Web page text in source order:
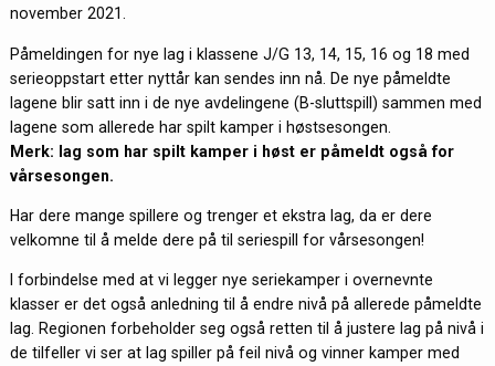
november 2021.
Påmeldingen for nye lag i klassene J/G 13, 14, 15, 16 og 18 med
serieoppstart etter nyttår kan sendes inn nå. De nye påmeldte
lagene blir satt inn i de nye avdelingene (B-sluttspill) sammen med
lagene som allerede har spilt kamper i høstsesongen.
Merk: lag som har spilt kamper i høst er påmeldt også for
vårsesongen.
Har dere mange spillere og trenger et ekstra lag, da er dere
velkomne til å melde dere på til seriespill for vårsesongen!
I forbindelse med at vi legger nye seriekamper i overnevnte
klasser er det også anledning til å endre nivå på allerede påmeldte
lag. Regionen forbeholder seg også retten til å justere lag på nivå i
de tilfeller vi ser at lag spiller på feil nivå og vinner kamper med